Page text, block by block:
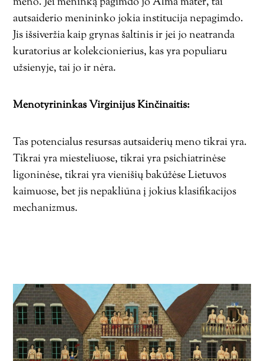
autsaiderio menininko jokia institucija nepagimdo.
Jis išsiveržia kaip grynas šaltinis ir jei jo neatranda
kuratorius ar kolekcionierius, kas yra populiaru
užsienyje, tai jo ir nėra.
Menotyrininkas Virginijus Kinčinaitis:
Tas potencialus resursas autsaiderių meno tikrai yra.
Tikrai yra miesteliuose, tikrai yra psichiatrinėse
ligoninėse, tikrai yra vienišių bakūžėse Lietuvos
kaimuose, bet jis nepakliūna į jokius klasifikacijos
mechanizmus.